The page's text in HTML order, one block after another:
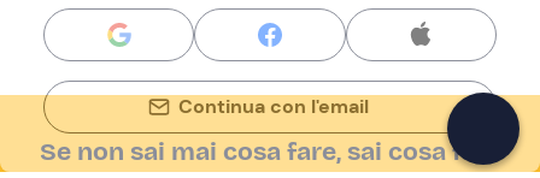
Se non sai mai cosa fare, sai cosa fare
Continua con l'email